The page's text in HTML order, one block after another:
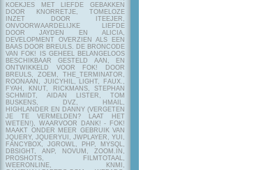
KOEKJES MET LIEFDE GEBAKKEN
DOOR KNORRETJE, TOMELOZE
INZET DOOR ITEEJER,
ONVOORWAARDELIJKE LIEFDE
DOOR JAYDEN EN ALICIA,
DEVELOPMENT OVERZIEN ALS EEN
BAAS DOOR BREULS. DE BRONCODE
VAN FOK! IS GEHEEL BELANGELOOS
BESCHIKBAAR GESTELD AAN, EN
ONTWIKKELD VOOR FOK! DOOR
BREULS, ZOEM, THE_TERMINATOR,
ROONAAN, JUICYHIL, LIGHT, FAUX.,
FYAH, KNUT, RICKMANS, STEPHAN
SCHMIDT, AIDAN LISTER, TOM
BUSKENS, DVZ, HMAIL,
HIGHLANDER EN DANNY (VERGETEN
JE TE VERMELDEN? LAAT HET
WETEN!), WAARVOOR DANK! - FOK!
MAAKT ONDER MEER GEBRUIK VAN
JQUERY, JQUERYUI, JWPLAYER, YUI,
FANCYBOX, JGROWL, PHP, MYSQL,
DBSIGHT, ANP, NOVUM, ZOOM.IN,
PROSHOTS, FILMTOTAAL,
WEERONLINE, KNMI,